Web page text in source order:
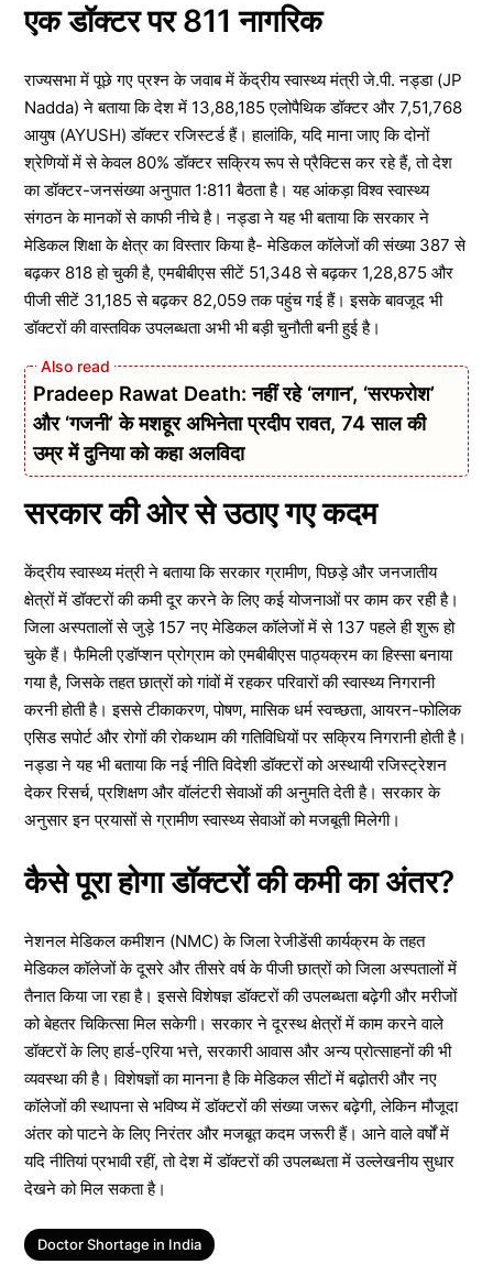
एक डॉक्टर पर 811 नागरिक
राज्यसभा में पूछे गए प्रश्न के जवाब में केंद्रीय स्वास्थ्य मंत्री जे.पी. नड्डा (JP
Nadda) ने बताया कि देश में 13,88,185 एलोपैथिक डॉक्टर और 7,51,768
आयुष (AYUSH) डॉक्टर रजिस्टर्ड हैं। हालांकि, यदि माना जाए कि दोनों
श्रेणियों में से केवल 80% डॉक्टर सक्रिय रूप से प्रैक्टिस कर रहे हैं, तो देश
का डॉक्टर-जनसंख्या अनुपात 1:811 बैठता है। यह आंकड़ा विश्व स्वास्थ्य
संगठन के मानकों से काफी नीचे है। नड्डा ने यह भी बताया कि सरकार ने
मेडिकल शिक्षा के क्षेत्र का विस्तार किया है- मेडिकल कॉलेजों की संख्या 387 से
बढ़कर 818 हो चुकी है, एमबीबीएस सीटें 51,348 से बढ़कर 1,28,875 और
पीजी सीटें 31,185 से बढ़कर 82,059 तक पहुंच गई हैं। इसके बावजूद भी
डॉक्टरों की वास्तविक उपलब्धता अभी भी बड़ी चुनौती बनी हुई है।
Pradeep Rawat Death: नहीं रहे ‘लगान’, ‘सरफरोश’
और ‘गजनी’ के मशहूर अभिनेता प्रदीप रावत, 74 साल की
उम्र में दुनिया को कहा अलविदा
सरकार की ओर से उठाए गए कदम
केंद्रीय स्वास्थ्य मंत्री ने बताया कि सरकार ग्रामीण, पिछड़े और जनजातीय
क्षेत्रों में डॉक्टरों की कमी दूर करने के लिए कई योजनाओं पर काम कर रही है।
जिला अस्पतालों से जुड़े 157 नए मेडिकल कॉलेजों में से 137 पहले ही शुरू हो
चुके हैं। फैमिली एडॉप्शन प्रोग्राम को एमबीबीएस पाठ्यक्रम का हिस्सा बनाया
गया है, जिसके तहत छात्रों को गांवों में रहकर परिवारों की स्वास्थ्य निगरानी
करनी होती है। इससे टीकाकरण, पोषण, मासिक धर्म स्वच्छता, आयरन-फोलिक
एसिड सपोर्ट और रोगों की रोकथाम की गतिविधियों पर सक्रिय निगरानी होती है।
नड्डा ने यह भी बताया कि नई नीति विदेशी डॉक्टरों को अस्थायी रजिस्ट्रेशन
देकर रिसर्च, प्रशिक्षण और वॉलंटरी सेवाओं की अनुमति देती है। सरकार के
अनुसार इन प्रयासों से ग्रामीण स्वास्थ्य सेवाओं को मजबूती मिलेगी।
कैसे पूरा होगा डॉक्टरों की कमी का अंतर?
नेशनल मेडिकल कमीशन (NMC) के जिला रेजीडेंसी कार्यक्रम के तहत
मेडिकल कॉलेजों के दूसरे और तीसरे वर्ष के पीजी छात्रों को जिला अस्पतालों में
तैनात किया जा रहा है। इससे विशेषज्ञ डॉक्टरों की उपलब्धता बढ़ेगी और मरीजों
को बेहतर चिकित्सा मिल सकेगी। सरकार ने दूरस्थ क्षेत्रों में काम करने वाले
डॉक्टरों के लिए हार्ड-एरिया भत्ते, सरकारी आवास और अन्य प्रोत्साहनों की भी
व्यवस्था की है। विशेषज्ञों का मानना है कि मेडिकल सीटों में बढ़ोतरी और नए
कॉलेजों की स्थापना से भविष्य में डॉक्टरों की संख्या जरूर बढ़ेगी, लेकिन मौजूदा
अंतर को पाटने के लिए निरंतर और मजबूत कदम जरूरी हैं। आने वाले वर्षों में
यदि नीतियां प्रभावी रहीं, तो देश में डॉक्टरों की उपलब्धता में उल्लेखनीय सुधार
देखने को मिल सकता है।
Tags
Doctor Shortage in India